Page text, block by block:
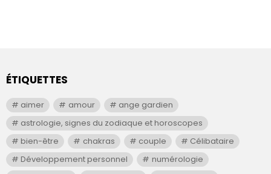
ÉTIQUETTES
aimer amour
ange gardien
astrologie, signes du zodiaque et horoscopes
bien-être
chakras couple
Célibataire
Développement personnel
numérologie